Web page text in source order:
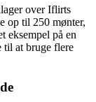
over Iflirts
op til 250 mønter,
eksempel på en
til at bruge flere